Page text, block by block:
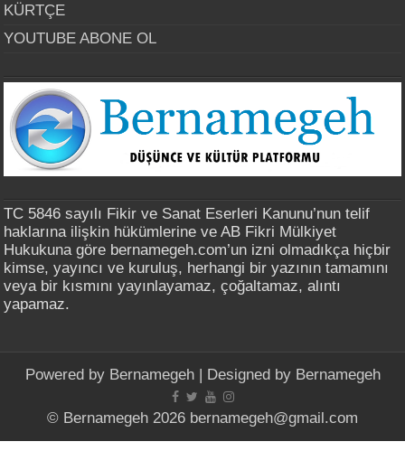
KÜRTÇE
YOUTUBE ABONE OL
TC 5846 sayılı Fikir ve Sanat Eserleri Kanunu’nun telif
haklarına ilişkin hükümlerine ve AB Fikri Mülkiyet
Hukukuna göre bernamegeh.com’un izni olmadıkça hiçbir
kimse, yayıncı ve kuruluş, herhangi bir yazının tamamını
veya bir kısmını yayınlayamaz, çoğaltamaz, alıntı
yapamaz.
Powered by Bernamegeh| Designed by Bernamegeh
© Bernamegeh 2026 bernamegeh@gmail.com